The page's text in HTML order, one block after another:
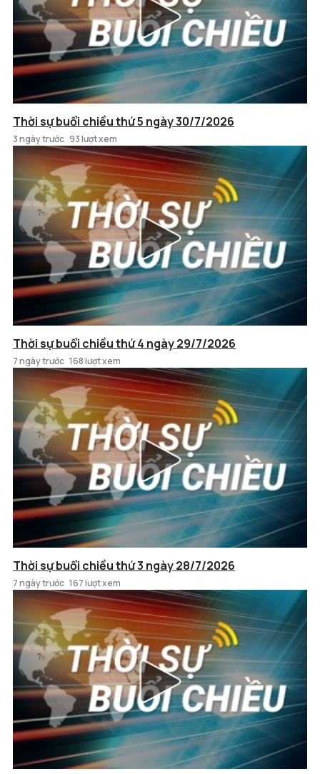
Thời sự buổi chiều thứ 5 ngày 30/7/2026
3 ngày trước 93 lượt xem
Thời sự buổi chiều thứ 4 ngày 29/7/2026
7 ngày trước 168 lượt xem
Thời sự buổi chiều thứ 3 ngày 28/7/2026
7 ngày trước 167 lượt xem